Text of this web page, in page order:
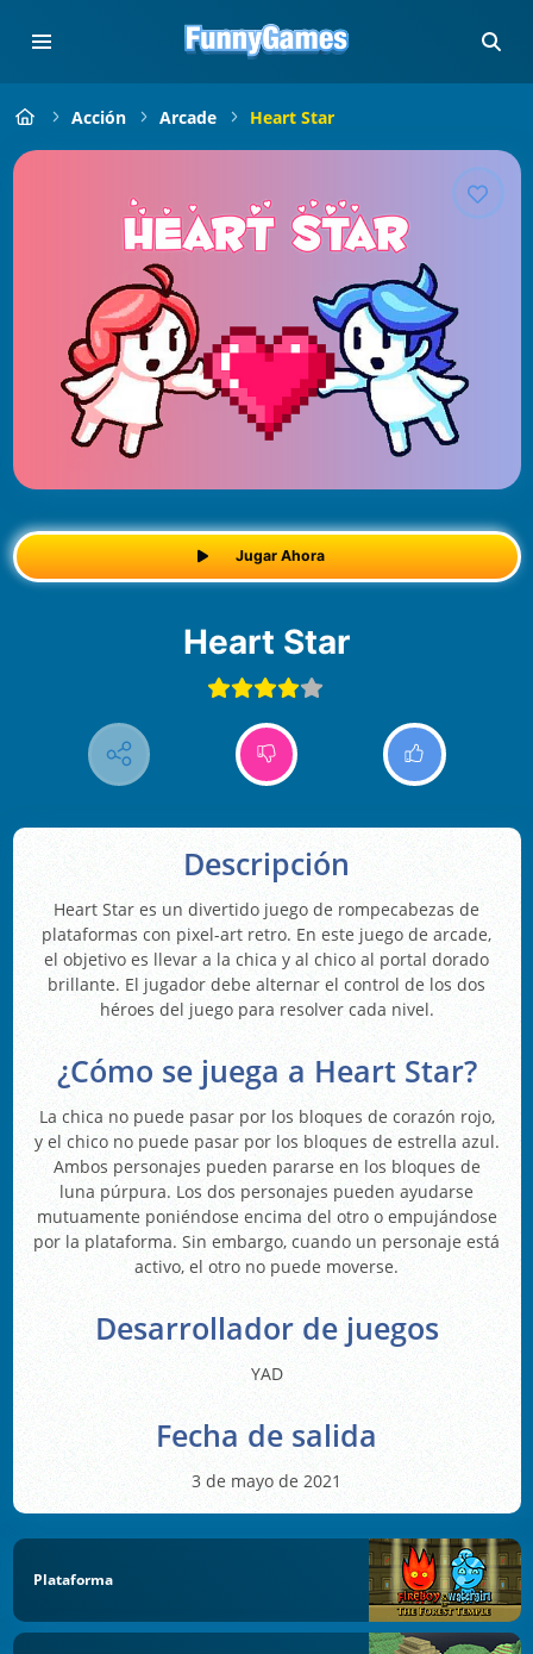
Acción Arcade Heart Star
Jugar Ahora
Heart Star
Descripción
Heart Star es un divertido juego de rompecabezas de
plataformas con pixel-art retro. En este juego de arcade,
el objetivo es llevar a la chica y al chico al portal dorado
brillante. El jugador debe alternar el control de los dos
héroes del juego para resolver cada nivel.
¿Cómo se juega a Heart Star?
La chica no puede pasar por los bloques de corazón rojo,
y el chico no puede pasar por los bloques de estrella azul.
Ambos personajes pueden pararse en los bloques de
luna púrpura. Los dos personajes pueden ayudarse
mutuamente poniéndose encima del otro o empujándose
por la plataforma. Sin embargo, cuando un personaje está
activo, el otro no puede moverse.
Desarrollador de juegos
YAD
Fecha de salida
3 de mayo de 2021
Plataforma